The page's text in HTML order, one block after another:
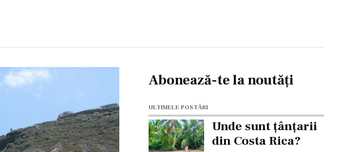
Abonează-te la noutăți
ULTIMELE POSTĂRI
Unde sunt țânțarii
din Costa Rica?